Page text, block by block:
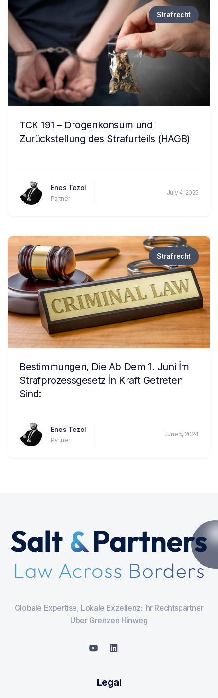
Strafrecht
TCK 191 – Drogenkonsum und
Zurückstellung des Strafurteils (HAGB)
Enes Tezol
Partner
July 4, 2025
Strafrecht
Bestimmungen, Die Ab Dem 1. Juni İm
Strafprozessgesetz İn Kraft Getreten
Sind:
Enes Tezol
Partner
June 5, 2024
Globale Expertise, Lokale Exzellenz: Ihr Rechtspartner
Über Grenzen Hinweg
Legal